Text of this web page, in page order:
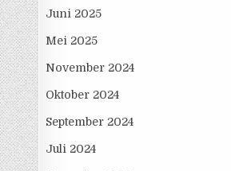
Juni 2025
Mei 2025
November 2024
Oktober 2024
September 2024
Juli 2024